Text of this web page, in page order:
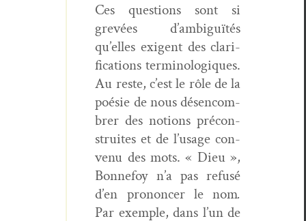
Ces ques­tions sont si
grevées d’ambiguïtés
qu’elles exi­gent des clar­i­
fi­ca­tions ter­mi­nologiques.
Au reste, c’est le rôle de la
poésie de nous désen­com­
br­er des notions pré­con­
stru­ites et de l’usage con­
venu des mots. « Dieu »,
Bon­nefoy n’a pas refusé
d’en pronon­cer le nom.
Par exem­ple, dans l’un de